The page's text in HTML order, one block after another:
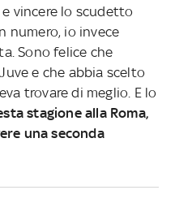
vincere lo scudetto
numero, io invece
Sono felice che
e che abbia scelto
trovare di meglio. E lo
stagione alla Roma,
una seconda